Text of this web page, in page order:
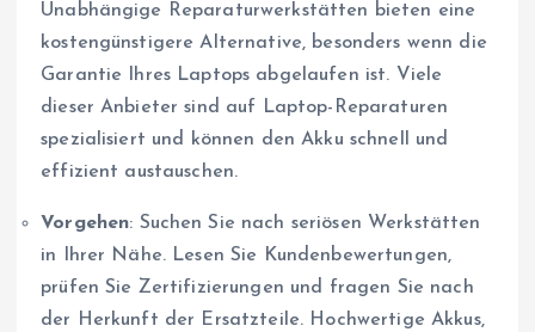
Unabhängige Reparaturwerkstätten bieten eine
kostengünstigere Alternative, besonders wenn die
Garantie Ihres Laptops abgelaufen ist. Viele
dieser Anbieter sind auf Laptop-Reparaturen
spezialisiert und können den Akku schnell und
effizient austauschen.
Vorgehen: Suchen Sie nach seriösen Werkstätten
in Ihrer Nähe. Lesen Sie Kundenbewertungen,
prüfen Sie Zertifizierungen und fragen Sie nach
der Herkunft der Ersatzteile. Hochwertige Akkus,